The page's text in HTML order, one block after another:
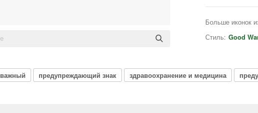
Больше иконок
Стиль: Good
важный предупреждающий знак здравоохранение и медицина